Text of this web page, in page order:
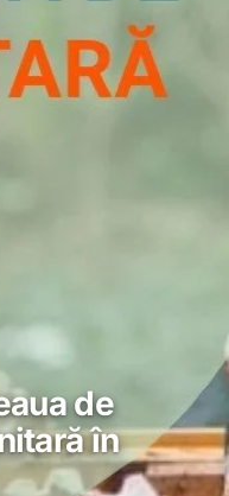
de
în